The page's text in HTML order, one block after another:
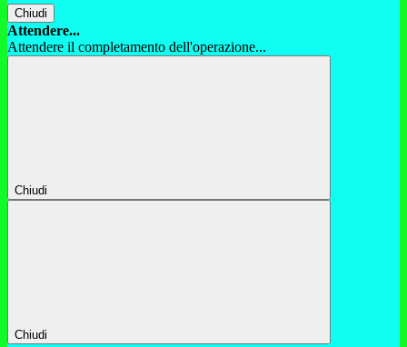
Chiudi
Attendere...
Attendere il completamento dell'operazione...
Chiudi
Chiudi